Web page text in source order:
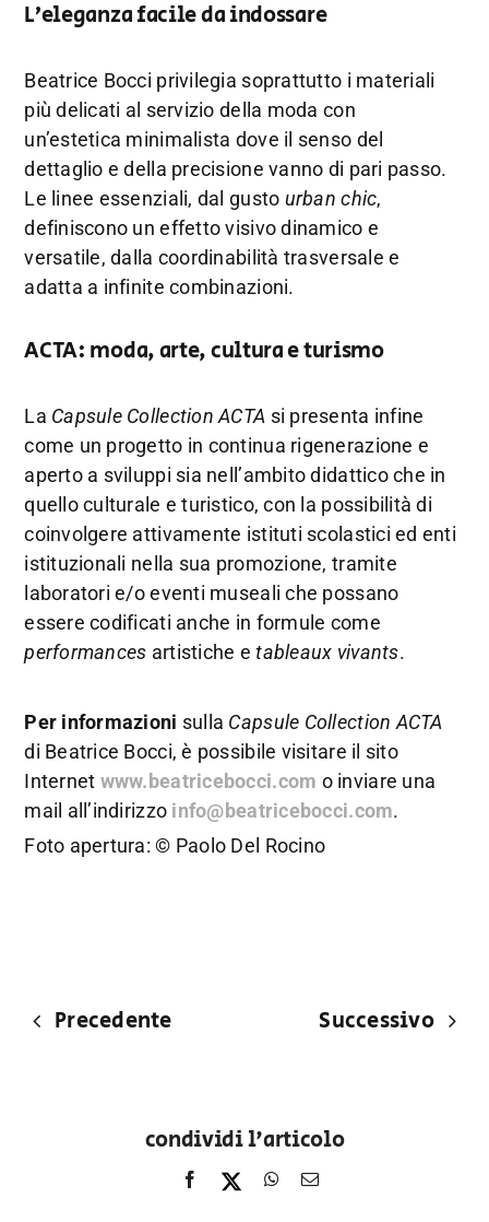
L’eleganza facile da indossare
Beatrice Bocci privilegia soprattutto i materiali
più delicati al servizio della moda con
un’estetica minimalista dove il senso del
dettaglio e della precisione vanno di pari passo.
Le linee essenziali, dal gusto urban chic,
definiscono un effetto visivo dinamico e
versatile, dalla coordinabilità trasversale e
adatta a infinite combinazioni.
ACTA: moda, arte, cultura e turismo
La Capsule Collection ACTA si presenta infine
come un progetto in continua rigenerazione e
aperto a sviluppi sia nell’ambito didattico che in
quello culturale e turistico, con la possibilità di
coinvolgere attivamente istituti scolastici ed enti
istituzionali nella sua promozione, tramite
laboratori e/o eventi museali che possano
essere codificati anche in formule come
performances artistiche etableaux vivants.
Per informazioni sulla Capsule Collection ACTA
di Beatrice Bocci, è possibile visitare il sito
Internet www.beatricebocci.com o inviare una
mail all’indirizzo info@beatricebocci.com.
Foto apertura: © Paolo Del Rocino
Precedente Successivo
condividi l'articolo